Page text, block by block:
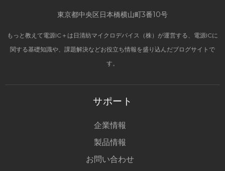
東京都中央区日本橋横山町3番10号
もっと教えて電源IC＋は日清紡マイクロデバイス（株）が運営する、電源ICに
関する基礎知識や、課題解決などお役立ち情報を盛り込んだブログサイトで
す。
サポート
企業情報
製品情報
お問い合わせ